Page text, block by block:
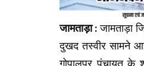
जामताड़ा :जामताड़ा
दुखद तस्वीर सामने